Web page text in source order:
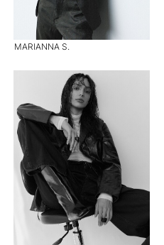
MARIANNA S.